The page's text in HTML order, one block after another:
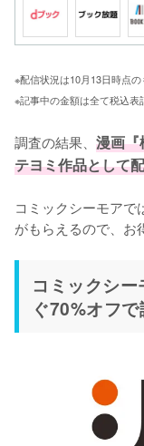
※配信状況は10月13日時点の
※記事中の金額は全て税込表
調査の結果、 漫画『
テヨミ作品として
コミックシーモア
がもらえるので、お
コミックシ
ぐ70%オフで